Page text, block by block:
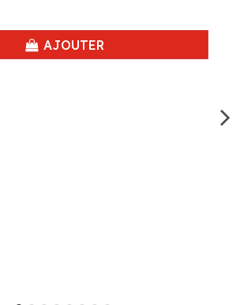
AJOUTER